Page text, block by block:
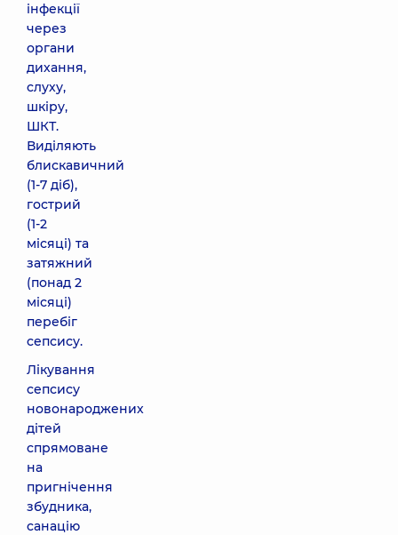
інфекції
через
органи
дихання,
слуху,
шкіру,
ШКТ.
Виділяють
блискавичний
(1-7 діб),
гострий
(1-2
місяці) та
затяжний
(понад 2
місяці)
перебіг
сепсису.
Лікування
сепсису
новонароджених
дітей
спрямоване
на
пригнічення
збудника,
санацію